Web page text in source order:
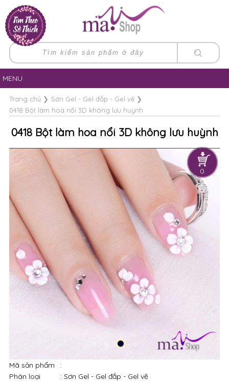
0
MENU
Trang chủ❯ Sơn Gel - Gel đắp - Gel vẽ❯
0418 Bột làm hoa nổi 3D không lưu huỳnh
0418 Bột làm hoa nổi 3D không lưu huỳnh
Mã sản phẩm
:
Phân loại
: Sơn Gel - Gel đắp - Gel vẽ